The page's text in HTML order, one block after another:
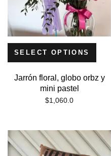
SELECT OPTIONS
Jarrón floral, globo orbz y
mini pastel
$1,060.0